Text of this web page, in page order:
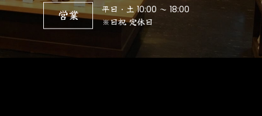
営業
平日・土 10:00 ～ 18:00
※日祝 定休日